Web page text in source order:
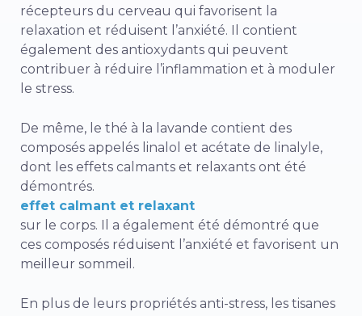
récepteurs du cerveau qui favorisent la
relaxation et réduisent l’anxiété. Il contient
également des antioxydants qui peuvent
contribuer à réduire l’inflammation et à moduler
le stress.
De même, le thé à la lavande contient des
composés appelés linalol et acétate de linalyle,
dont les effets calmants et relaxants ont été
démontrés.
effet calmant et relaxant
sur le corps. Il a également été démontré que
ces composés réduisent l’anxiété et favorisent un
meilleur sommeil.
En plus de leurs propriétés anti-stress, les tisanes